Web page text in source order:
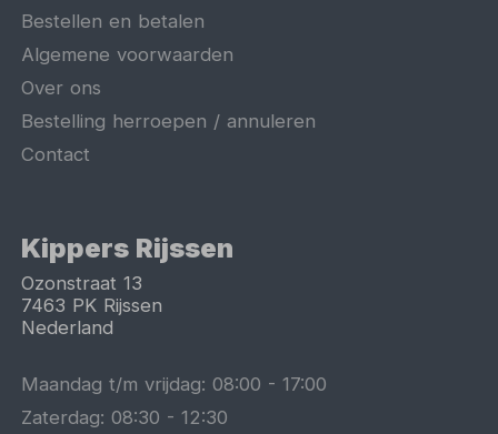
Bestellen en betalen
Algemene voorwaarden
Over ons
Bestelling herroepen / annuleren
Contact
Kippers Rijssen
Ozonstraat 13
7463 PK Rijssen
Nederland
Maandag t/m vrijdag:08:00 -17:00
Zaterdag:08:30 -12:30